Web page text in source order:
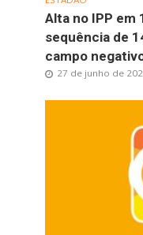
Alta no IPP em
sequência de
campo
27 de junho de